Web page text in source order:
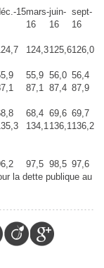
15mars-
16
juin-
16
sept-
16
124,3125,6126,0
55,9 56,0 56,4
87,1 87,4 87,9
68,4 69,6 69,7
134,1136,1136,2
97,5 98,5 97,6
la dette publique au